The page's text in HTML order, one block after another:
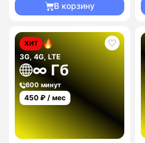
В корзину
ХИТ
3G, 4G, LTE
∞ Гб
600 минут
450 ₽ / мес